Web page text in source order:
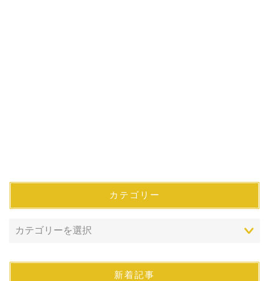
カテゴリー
新着記事